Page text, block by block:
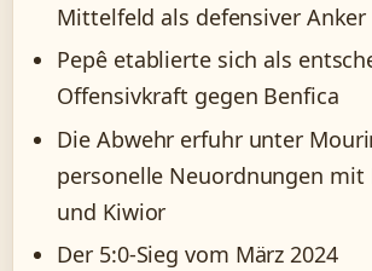
Mittelfeld als defensiver Anker
Pepê etablierte sich als
Offensivkraft gegen Benfica
Die Abwehr erfuhr unter
personelle Neuordnungen mit
und Kiwior
Der 5:0-Sieg vom März 2024